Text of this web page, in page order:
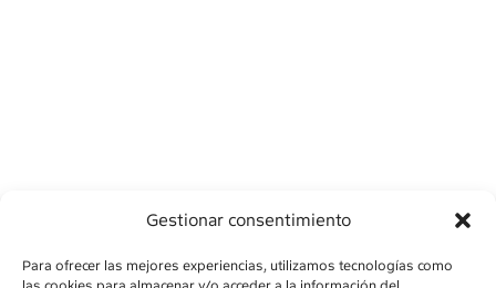
Gestionar consentimiento
Para ofrecer las mejores experiencias, utilizamos tecnologías como